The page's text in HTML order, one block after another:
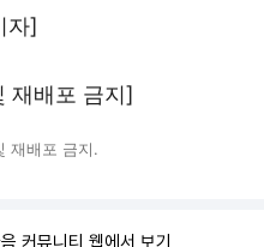
자]
재배포 금지]
재배포 금지.
커뮤니티 웹에서 보기